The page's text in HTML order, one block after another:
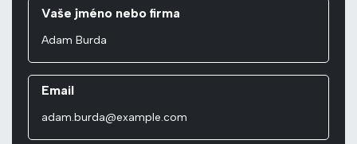
Vaše jméno nebo firma
Email